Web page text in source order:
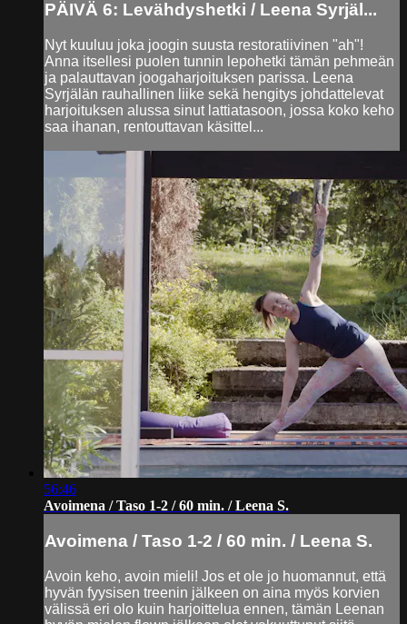
PÄIVÄ 6: Levähdyshetki / Leena Syrjäl...
Nyt kuuluu joka joogin suusta restoratiivinen "ah"!
Anna itsellesi puolen tunnin lepohetki tämän pehmeän
ja palauttavan joogaharjoituksen parissa. Leena
Syrjälän rauhallinen liike sekä hengitys johdattelevat
harjoituksen alussa sinut lattiatasoon, jossa koko keho
saa ihanan, rentouttavan käsittel...
56:46
Avoimena / Taso 1-2 / 60 min. / Leena S.
Avoimena / Taso 1-2 / 60 min. / Leena S.
Avoin keho, avoin mieli! Jos et ole jo huomannut, että
hyvän fyysisen treenin jälkeen on aina myös korvien
välissä eri olo kuin harjoittelua ennen, tämän Leenan